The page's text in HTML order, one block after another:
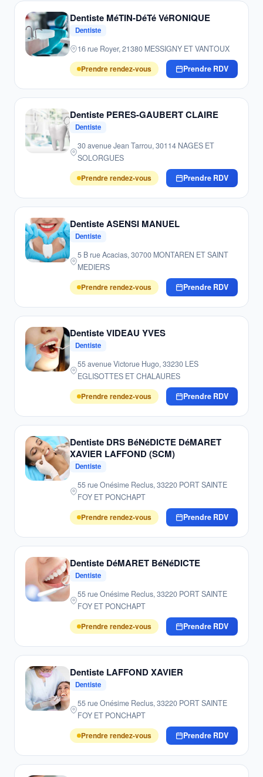
Dentiste MéTIN-DéTé VéRONIQUE
Dentiste
16 rue Royer, 21380 MESSIGNY ET VANTOUX
Prendre rendez-vous
Prendre RDV
Dentiste PERES-GAUBERT CLAIRE
Dentiste
30 avenue Jean Tarrou, 30114 NAGES ET
SOLORGUES
Prendre rendez-vous
Prendre RDV
Dentiste ASENSI MANUEL
Dentiste
5 B rue Acacias, 30700 MONTAREN ET SAINT
MEDIERS
Prendre rendez-vous
Prendre RDV
Dentiste VIDEAU YVES
Dentiste
55 avenue Victorue Hugo, 33230 LES
EGLISOTTES ET CHALAURES
Prendre rendez-vous
Prendre RDV
Dentiste DRS BéNéDICTE DéMARET
XAVIER LAFFOND (SCM)
Dentiste
55 rue Onésime Reclus, 33220 PORT SAINTE
FOY ET PONCHAPT
Prendre rendez-vous
Prendre RDV
Dentiste DéMARET BéNéDICTE
Dentiste
55 rue Onésime Reclus, 33220 PORT SAINTE
FOY ET PONCHAPT
Prendre rendez-vous
Prendre RDV
Dentiste LAFFOND XAVIER
Dentiste
55 rue Onésime Reclus, 33220 PORT SAINTE
FOY ET PONCHAPT
Prendre rendez-vous
Prendre RDV